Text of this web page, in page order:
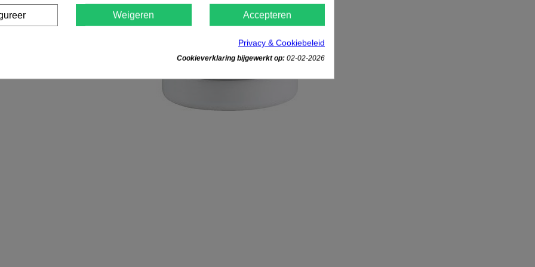
Weigeren Accepteren
Privacy & Cookiebeleid
Cookieverklaring bijgewerkt op: 02-02-2026